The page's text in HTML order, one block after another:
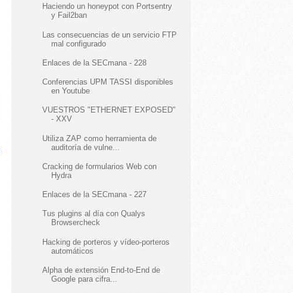
Haciendo un honeypot con Portsentry
y Fail2ban
Las consecuencias de un servicio FTP
mal configurado
Enlaces de la SECmana - 228
Conferencias UPM TASSI disponibles
en Youtube
VUESTROS "ETHERNET EXPOSED"
- XXV
Utiliza ZAP como herramienta de
auditoría de vulne...
Cracking de formularios Web con
Hydra
Enlaces de la SECmana - 227
Tus plugins al día con Qualys
Browsercheck
Hacking de porteros y vídeo-porteros
automáticos
Alpha de extensión End-to-End de
Google para cifra...